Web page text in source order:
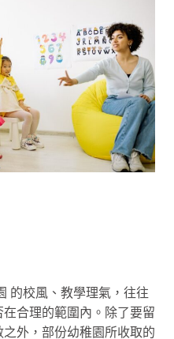
的校風、教學理氣，往往
合理的範圍內。除了要留
外，部份幼稚園所收取的